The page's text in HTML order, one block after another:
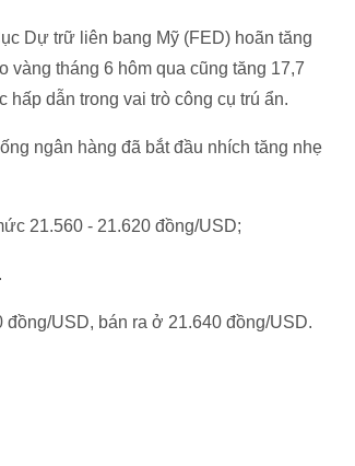
Dự trữ liên bang Mỹ (FED) hoãn tăng
vàng tháng 6 hôm qua cũng tăng 17,7
dẫn trong vai trò công cụ trú ẩn.
ngân hàng đã bắt đầu nhích tăng nhẹ
21.560 - 21.620 đồng/USD;
USD, bán ra ở 21.640 đồng/USD.